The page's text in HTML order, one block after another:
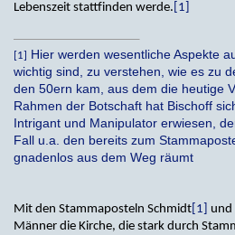
Lebenszeit stattfinden werde. [1]
[1] Hier werden wesentliche Aspekte
wichtig sind, zu verstehen, wie es zu
den 50ern kam, aus dem die heutige
Rahmen der Botschaft hat Bischoff
Intrigant und Manipulator erwiesen,
Fall u.a. den bereits zum
gnadenlos aus dem Weg räumt
Mit den Stammaposteln Schmidt [1] und
Männer die Kirche, die stark durch